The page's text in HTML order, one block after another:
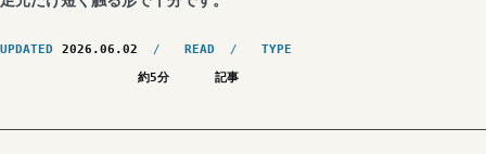
UPDATED 2026.06.02
READ
約5分
TYPE
記事